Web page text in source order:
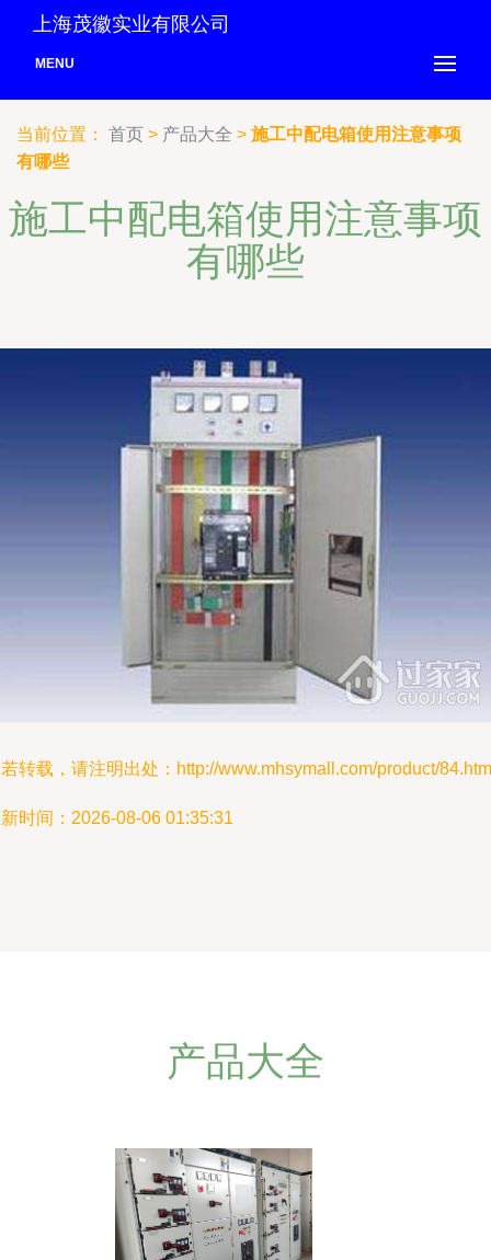
上海茂徽实业有限公司
MENU
当前位置： 首页 > 产品大全 > 施工中配电箱使用注意事项
有哪些
施工中配电箱使用注意事项
有哪些
转载，请注明出处：http://www.mhsymall.com/product/
时间：2026-08-06 01:35:31
产品大全